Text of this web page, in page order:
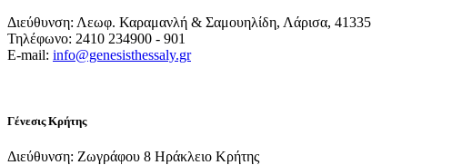
Διεύθυνση: Λεωφ. Καραμανλή & Σαμουηλίδη, Λάρισα, 41335
Τηλέφωνο: 2410 234900 - 901
E-mail: info@genesisthessaly.gr
Γένεσις Κρήτης
Διεύθυνση: Ζωγράφου 8 Ηράκλειο Κρήτης